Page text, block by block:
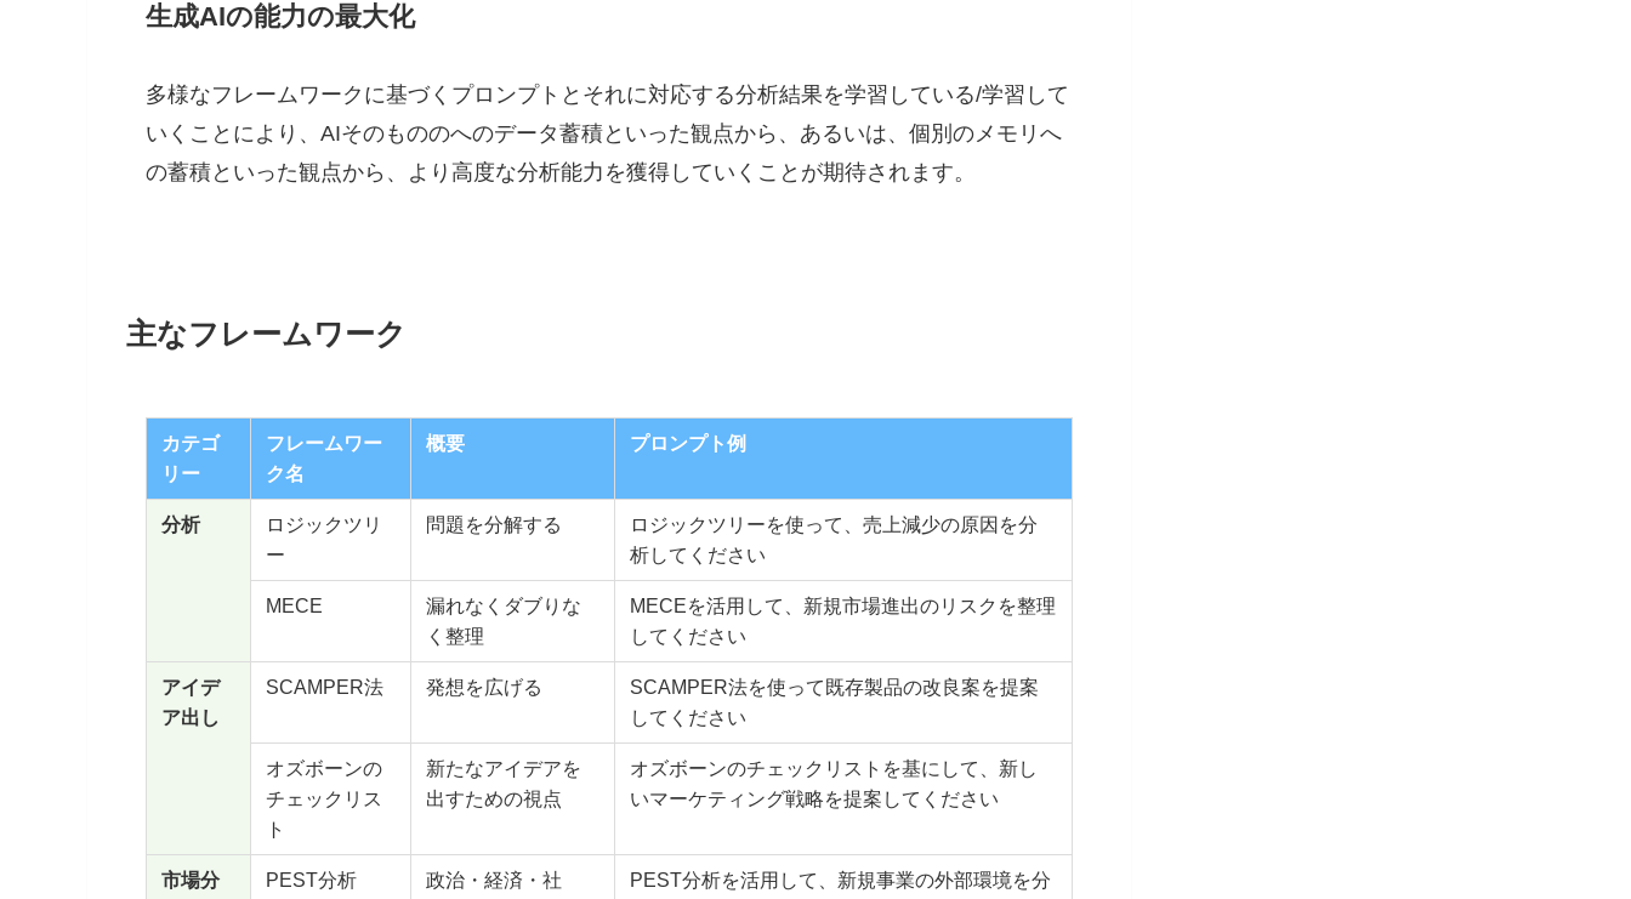
生成AIの能力の最大化
多様なフレームワークに基づくプロンプトとそれに対応する分析結果を学習している/学習して
いくことにより、AIそのもののへのデータ蓄積といった観点から、あるいは、個別のメモリへ
の蓄積といった観点から、より高度な分析能力を獲得していくことが期待されます。
主なフレームワーク
カテゴ
リー
フレームワー
ク名
概要 プロンプト例
分析
ロジックツリ
ー
問題を分解する
ロジックツリーを使って、売上減少の原因を分
析してください
MECE
漏れなくダブりな
く整理
MECEを活用して、新規市場進出のリスクを整理
してください
アイデ
ア出し
SCAMPER法 発想を広げる
SCAMPER法を使って既存製品の改良案を提案
してください
オズボーンの
チェックリス
ト
新たなアイデアを
出すための視点
オズボーンのチェックリストを基にして、新し
いマーケティング戦略を提案してください
市場分
PEST分析
政治・経済・社
PEST分析を活用して、新規事業の外部環境を分